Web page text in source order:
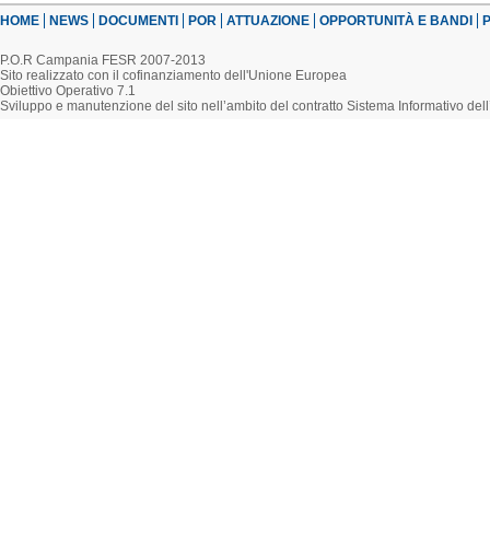
HOME NEWS DOCUMENTI POR ATTUAZIONE OPPORTUNITÀ E BANDI
P.O.R Campania FESR 2007-2013
Sito realizzato con il cofinanziamento dell'Unione Europea
Obiettivo Operativo 7.1
Sviluppo e manutenzione del sito nell’ambito del contratto Sistema Informativo